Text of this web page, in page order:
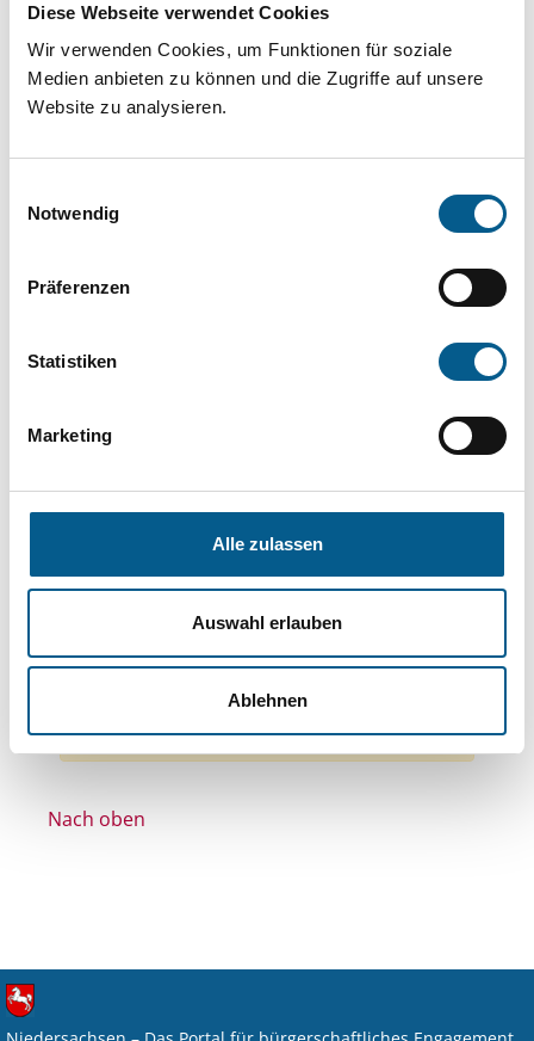
Diese Webseite verwendet Cookies
Wir verwenden Cookies, um Funktionen für soziale
Medien anbieten zu können und die Zugriffe auf unsere
Website zu analysieren.
Notwendig
Präferenzen
Statistiken
Marketing
Alle zulassen
Auswahl erlauben
Ablehnen
direkt über unsere Fördermitteldatenbank und
Stiftungsdatenbank recherchieren. Bei der
Suche bitte die Groß- und Kleinschreibung
Bitte Suchbegriff eingeben. Ergebnisse
Kategorien verfeinert werden.
Suchen
Aktive Filter:
Bereiche: Stiftungen
Themen: Wohlfahrtswesen
Themen: Gesundheitswesen
Themen: Tierschutz
Themen: Denkmalschutz
Alle Filter entfernen
Nach oben